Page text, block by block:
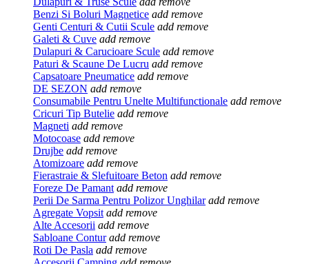
Benzi Si Boluri Magnetice add remove
Genti Centuri & Cutii Scule add remove
Galeti & Cuve add remove
Dulapuri & Carucioare Scule add remove
Paturi & Scaune De Lucru add remove
Capsatoare Pneumatice add remove
DE SEZON add remove
Consumabile Pentru Unelte Multifunctionale add remove
Cricuri Tip Butelie add remove
Magneti add remove
Motocoase add remove
Drujbe add remove
Atomizoare add remove
Fierastraie & Slefuitoare Beton add remove
Foreze De Pamant add remove
Perii De Sarma Pentru Polizor Unghilar add remove
Agregate Vopsit add remove
Alte Accesorii add remove
Sabloane Contur add remove
Roti De Pasla add remove